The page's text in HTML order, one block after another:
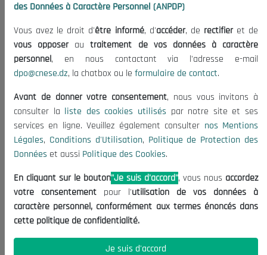
Publications
Informations utiles
Appels d'offres et Consultations
Mentions Légales
Conditions d'Utilisation
Politique de Protection des Données
Politique des Cookies
Nous Contacter
(+213) 021 98 01 00|01|02
contact@cnese.dz
Suggestions ou Initiatives ?
Newsletter
dernières nouvelles.
des Données à Caractère Personnel (ANPDP)
Vous avez le droit d'être informé, d'accéder, de rectifieret de
vous opposerautraitement de vos données à caractère
personnel, en nous contactant via l'adresse e-mail
dpo@cnese.dz, la chatbox ou le formulaire de contact.
Avant de donner votre consentement, nous vous invitons à
consulter la liste des cookies utilisés par notre site et ses
services en ligne. Veuillez également consulter nos Mentions
Légales, Conditions d'Utilisation, Politique de Protection des
Données et aussi Politique des Cookies.
En cliquant sur le bouton"Je suis d'accord", vous nous accordez
votre consentement pour l'utilisation de vos données à
caractère personnel, conformément aux termes énoncés dans
cette politique de confidentialité.
Je suis d'accord